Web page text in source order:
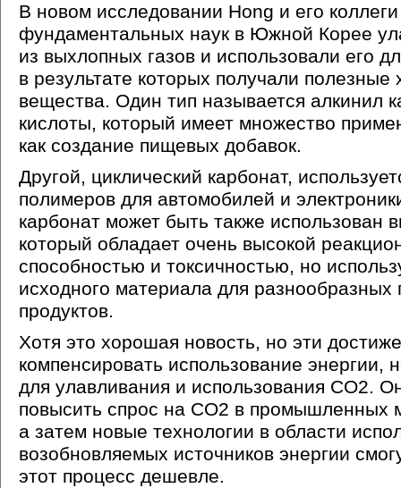
В новом исследовании Hong и его
фундаментальных наук в Южной Корее
из выхлопных газов и использовали его
в результате которых получали полезные
вещества. Один тип называется алкинил
кислоты, который имеет множество
как создание пищевых добавок.
Другой, циклический карбонат,
полимеров для автомобилей и
карбонат может быть также использован
который обладает очень высокой
способностью и токсичностью, но
исходного материала для разнообразных
продуктов.
Хотя это хорошая новость, но эти
компенсировать использование энергии,
для улавливания и использования CO2.
повысить спрос на СО2 в промышленных
а затем новые технологии в области
возобновляемых источников энергии
этот процесс дешевле.